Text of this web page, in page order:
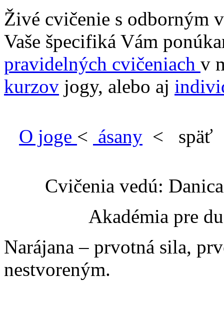
Živé cvičenie s odborným
Vaše špecifiká Vám
pravidelných cvičeniach v
kurzov jogy, alebo aj
O joge < ásany < späť
Cvičenia vedú:
Akadémia pre
Narájana – prvotná sila,
nestvoreným.